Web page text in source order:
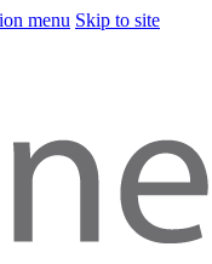
menu Skip to site